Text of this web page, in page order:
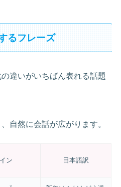
るフレーズ
違いがいちばん表れる話題
自然に会話が広がります。
ン 日本語訳